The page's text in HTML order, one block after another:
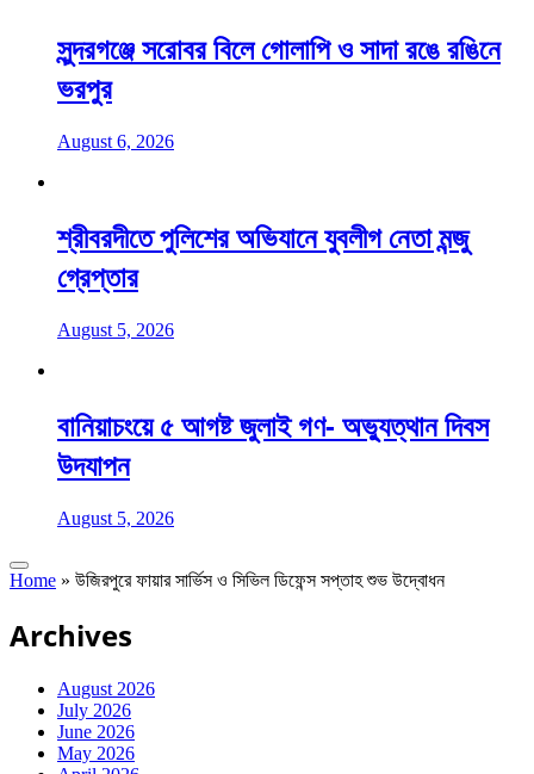
সুন্দরগঞ্জে সরোবর বিলে গোলাপি ও সাদা রঙে রঙিনে
ভরপুর
August 6, 2026
শ্রীবরদীতে পুলিশের অভিযানে যুবলীগ নেতা মন্জু
গ্রেপ্তার
August 5, 2026
বানিয়াচংয়ে ৫ আগষ্ট জুলাই গণ- অভ্যুত্থান দিবস
উদযাপন
August 5, 2026
Home » উজিরপুরে ফায়ার সার্ভিস ও সিভিল ডিফেন্স সপ্তাহ শুভ উদ্বোধন
Archives
August 2026
July 2026
June 2026
May 2026